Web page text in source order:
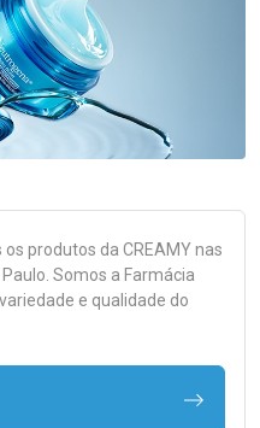
os produtos da CREAMYnas
Somos a Farmácia
e qualidade do